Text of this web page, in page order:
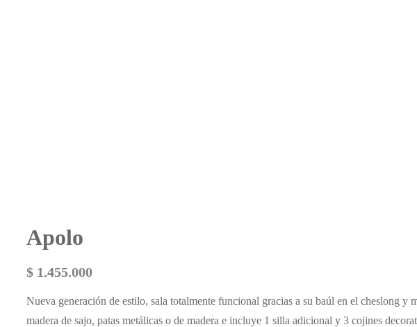
Apolo
$ 1.455.000
Nueva generación de estilo, sala totalmente funcional gracias a su baúl en el cheslong y
madera de sajo, patas metálicas o de madera e incluye 1 silla adicional y 3 cojines